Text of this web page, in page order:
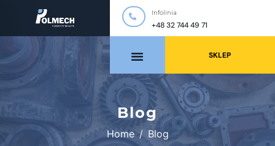
+48 32 744 49 71
Infolinia
SKLEP
Blog
Home Blog